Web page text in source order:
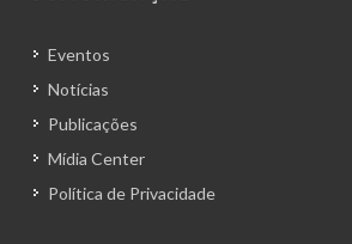
Eventos
Notícias
Publicações
Mídia Center
Política de Privacidade